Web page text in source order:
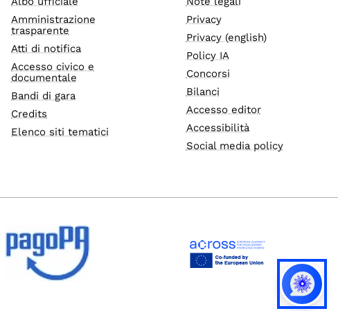
Amministrazione
trasparente
Atti di notifica
Accesso civico e
documentale
Bandi di gara
Credits
Elenco siti tematici
Privacy
Privacy (english)
Policy IA
Concorsi
Bilanci
Accesso editor
Accessibilità
Social media policy